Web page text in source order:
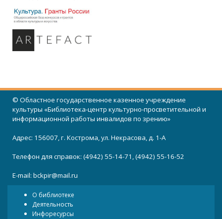
© Областное государственное казенное учреждение
культуры «Библиотека-центр культурно-просветительной и
информационной работы инвалидов по зрению»
Адрес: 156007, г. Кострома, ул. Некрасова, д. 1-А
Телефон для справок: (4942) 55-14-71, (4942) 55-16-52
E-mail: bckpir@mail.ru
О библиотеке
Деятельность
Инфоресурсы